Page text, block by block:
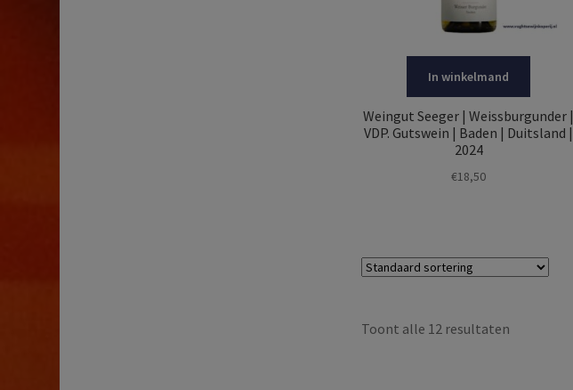
In winkelmand
Weingut Seeger | Weissburgunder |
VDP. Gutswein | Baden | Duitsland |
2024
€18,50
Toont alle 12 resultaten